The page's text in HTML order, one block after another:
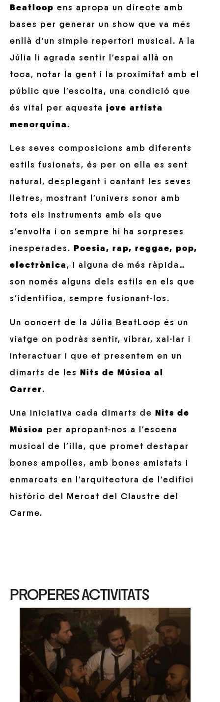
Beatloop ens apropa un directe amb
bases per generar un show que va més
enllà d’un simple repertori musical. A la
Júlia li agrada sentir l’espai allà on
toca, notar la gent i la proximitat amb el
públic que l’escolta, una condició que
és vital per aquesta jove artista
menorquina.
Les seves composicions amb diferents
estils fusionats, és per on ella es sent
natural, desplegant i cantant les seves
lletres, mostrant l’univers sonor amb
tots els instruments amb els que
s’envolta i on sempre hi ha sorpreses
inesperades.
Poesia, rap, reggae, pop,
electrònica , i alguna de més ràpida…
son només alguns dels estils en els que
s’identifica, sempre fusionant-los.
Un concert de la Júlia BeatLoop és un
viatge on podràs sentir, vibrar, xal·lar i
interactuar i que et presentem en un
dimarts de les
Nits de Música al
Carrer.
Una iniciativa cada dimarts de
Nits de
Música per apropant-nos a l’escena
musical de l’illa, que promet destapar
bones ampolles, amb bones amistats i
enmarcats en l’arquitectura de l’edifici
històric del Mercat del Claustre del
Carme.
PROPERES ACTIVITATS